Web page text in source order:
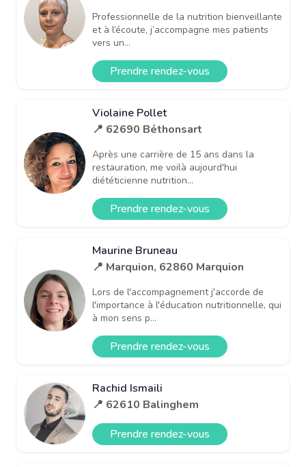
Professionnelle de la nutrition bienveillante
et à l’écoute, j’accompagne mes patients
vers un...
Prendre rendez-vous
Violaine Pollet
📍 62690 Béthonsart
Après une carrière de 15 ans dans la
restauration, me voilà aujourd'hui
diététicienne nutrition...
Prendre rendez-vous
Maurine Bruneau
📍 Marquion, 62860 Marquion
Lors de l'accompagnement j'accorde de
l'importance à l'éducation nutritionnelle, qui
à mon sens p...
Prendre rendez-vous
Rachid Ismaili
📍 62610 Balinghem
Prendre rendez-vous